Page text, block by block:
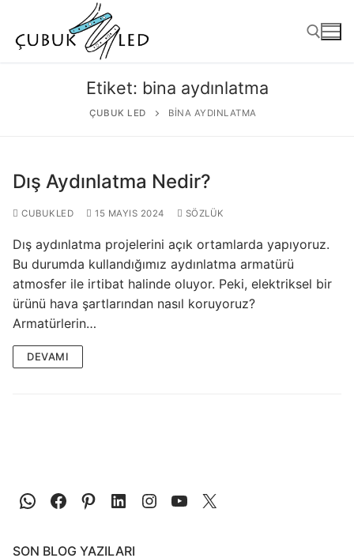
ANASAYFA
ÜRÜNLER
LED Modüller
Etiket: bina aydınlatma
ÇUBUK LED BINA AYDINLATMA
Dış Aydınlatma Nedir?
CUBUKLED 15 MAYIS 2024 SÖZLÜK
Dış aydınlatma projelerini açık ortamlarda yapıyoruz.
Bu durumda kullandığımız aydınlatma armatürü
atmosfer ile irtibat halinde oluyor. Peki, elektriksel bir
ürünü hava şartlarından nasıl koruyoruz?
Armatürlerin…
DEVAMI
SON BLOG YAZILARI